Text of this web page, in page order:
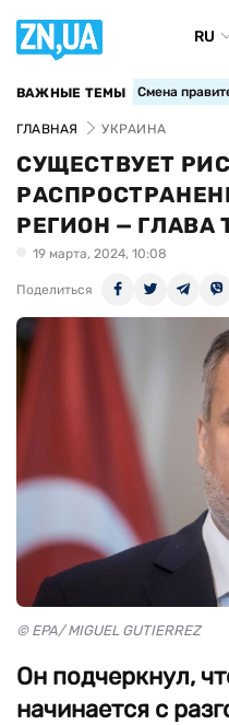
RU
ВАЖНЫЕ ТЕМЫ Смена
ГЛАВНАЯ УКРАИНА
СУЩЕСТВУЕТ
РЕГИОН — ГЛАВА
19 марта, 2024, 10:08
Поделиться
© EPA/ MIGUEL GUTIERREZ
Он подчеркнул,
начинается с